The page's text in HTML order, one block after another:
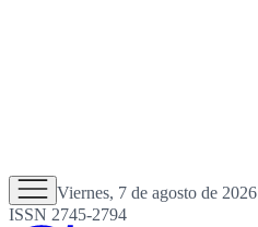
Viernes, 7 de agosto de 2026
ISSN 2745-2794